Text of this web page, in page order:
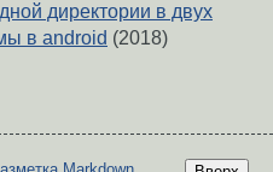
директории в двух
в android (2018)